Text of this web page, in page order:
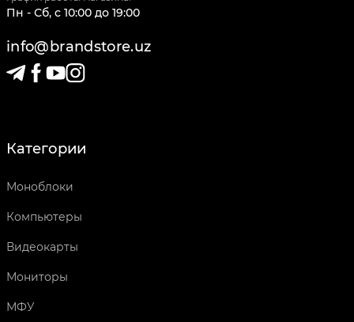
Пн - Сб, c 10:00 до 19:00
info@brandstore.uz
Категории
Моноблоки
Компьютеры
Видеокарты
Мониторы
МФУ